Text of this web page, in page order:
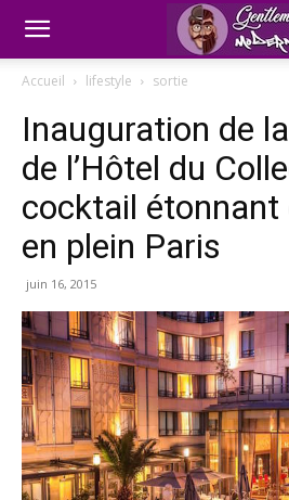
Accueil lifestyle sortie
Inauguration de
de l’Hôtel du
cocktail étonnant
en plein Paris
juin 16, 2015